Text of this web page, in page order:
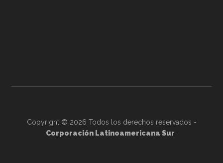
Copyright © 2026 Todos los derechos reservados -
Corporación Latinoamericana Sur ·